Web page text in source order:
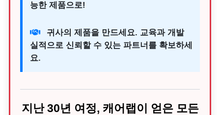
능한 제품으로!
귀사의 제품을 만드세요. 교육과 개발
실적으로 신뢰할 수 있는 파트너를 확보하세
요.
지난 30년 여정, 캐어랩이 얻은 모든